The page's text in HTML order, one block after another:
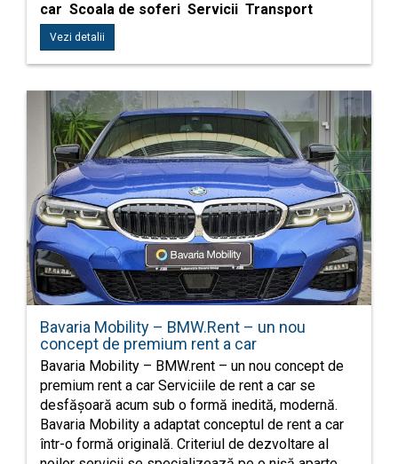
car Scoala de soferi Servicii Transport
Vezi detalii
Bavaria Mobility – BMW.Rent – un nou
concept de premium rent a car
Bavaria Mobility – BMW.rent – un nou concept de
premium rent a car Serviciile de rent a car se
desfășoară acum sub o formă inedită, modernă.
Bavaria Mobility a adaptat conceptul de rent a car
într-o formă originală. Criteriul de dezvoltare al